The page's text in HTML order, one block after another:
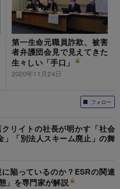
第一生命元職員詐欺、被害
者弁護団会見で見えてきた
生々しい「手口」
2020年11月24日
フォロー
クリイトの社長が明かす「社会
「別法人スキーム廃止」の舞
陥っているのか？ESRの関連
」を専門家が解説